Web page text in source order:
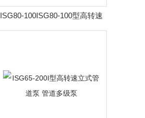
ISG80-100ISG80-100型高转速
立式管道泵 管道多级泵